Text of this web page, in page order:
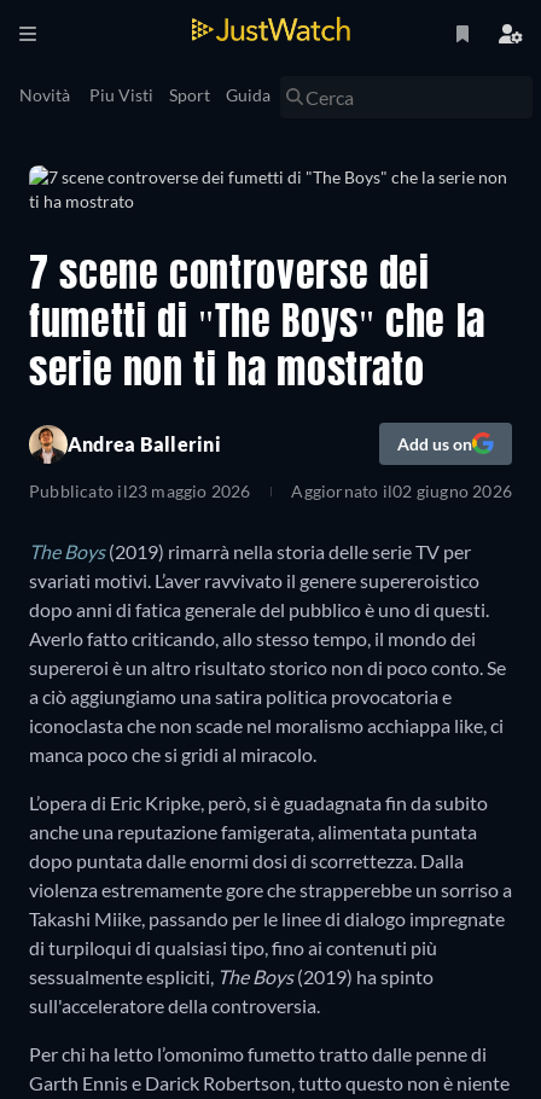
Novità Piu Visti Sport Guida
7 scene controverse dei
fumetti di "The Boys" che la
serie non ti ha mostrato
Andrea Ballerini Add us on
Pubblicato il23 maggio 2026 Aggiornato il02 giugno 2026
The Boys(2019) rimarrà nella storia delle serie TV per
svariati motivi. L’aver ravvivato il genere supereroistico
dopo anni di fatica generale del pubblico è uno di questi.
Averlo fatto criticando, allo stesso tempo, il mondo dei
supereroi è un altro risultato storico non di poco conto. Se
a ciò aggiungiamo una satira politica provocatoria e
iconoclasta che non scade nel moralismo acchiappa like, ci
manca poco che si gridi al miracolo.
L’opera di Eric Kripke, però, si è guadagnata fin da subito
anche una reputazione famigerata, alimentata puntata
dopo puntata dalle enormi dosi di scorrettezza. Dalla
violenza estremamente gore che strapperebbe un sorriso a
Takashi Miike, passando per le linee di dialogo impregnate
di turpiloqui di qualsiasi tipo, fino ai contenuti più
sessualmente espliciti, The Boys(2019) ha spinto
sull'acceleratore della controversia.
Per chi ha letto l’omonimo fumetto tratto dalle penne di
Garth Ennis e Darick Robertson, tutto questo non è niente